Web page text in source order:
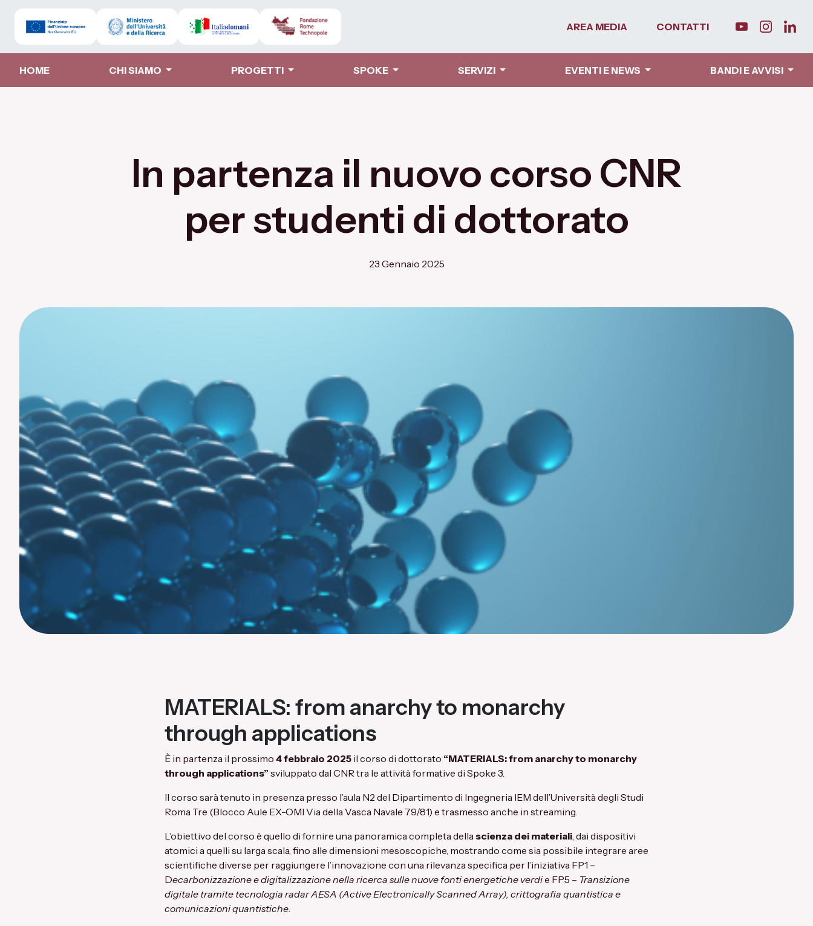
AREA MEDIA CONTATTI
HOME CHI SIAMO PROGETTI SPOKE SERVIZI EVENTI E NEWS BANDI E AVVISI
In partenza il nuovo corso CNR
per studenti di dottorato
23 Gennaio 2025
MATERIALS: from anarchy to monarchy
through applications
È in partenza il prossimo 4 febbraio 2025 il corso di dottorato “MATERIALS: from anarchy to monarchy
through applications” sviluppato dal CNR tra le attività formative di Spoke 3.
Il corso sarà tenuto in presenza presso l’aula N2 del Dipartimento di Ingegneria IEM dell’Università degli Studi
Roma Tre (Blocco Aule EX-OMI Via della Vasca Navale 79/81) e trasmesso anche in streaming.
L’obiettivo del corso è quello di fornire una panoramica completa dellascienza dei materiali, dai dispositivi
atomici a quelli su larga scala, fino alle dimensioni mesoscopiche, mostrando come sia possibile integrare aree
scientifiche diverse per raggiungere l’innovazione con una rilevanza specifica per l’iniziativa FP1 –
Decarbonizzazione e digitalizzazione nella ricerca sulle nuove fonti energetiche verdie FP5 – Transizione
digitale tramite tecnologia radar AESA (Active Electronically Scanned Array), crittografia quantistica e
comunicazioni quantistiche.